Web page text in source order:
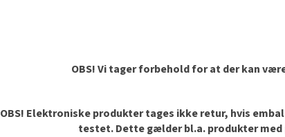
OBS! Vi tager forbehold for at der kan
OBS! Elektroniske produkter tages ikke retur, hvis
testet. Dette gælder bl.a. produkter